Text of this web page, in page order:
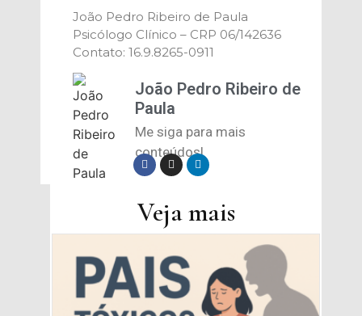
João Pedro Ribeiro de Paula
Psicólogo Clínico – CRP 06/142636
Contato: 16.9.8265-0911
João Pedro Ribeiro de
Paula
Me siga para mais
conteúdos!
Veja mais